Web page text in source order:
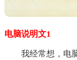
电脑说明文1
我经常想，电脑